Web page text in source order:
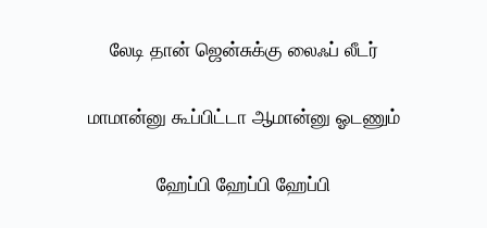
லேடி தான் ஜென்சுக்கு லைஃப் லீடர்
மாமான்னு கூப்பிட்டா ஆமான்னு ஓடணும்
ஹேப்பி ஹேப்பி ஹேப்பி